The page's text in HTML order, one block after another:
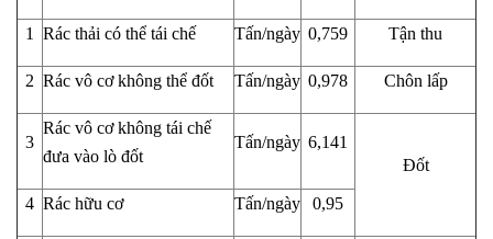
1 Rác thải có thể tái chế Tấn/ngày 0,759 Tận thu
2 Rác vô cơ không thể đốt Tấn/ngày 0,978 Chôn lấp
3
Rác vô cơ không tái chế
đưa vào lò đốt
Tấn/ngày 6,141
Đốt
4 Rác hữu cơ Tấn/ngày 0,95